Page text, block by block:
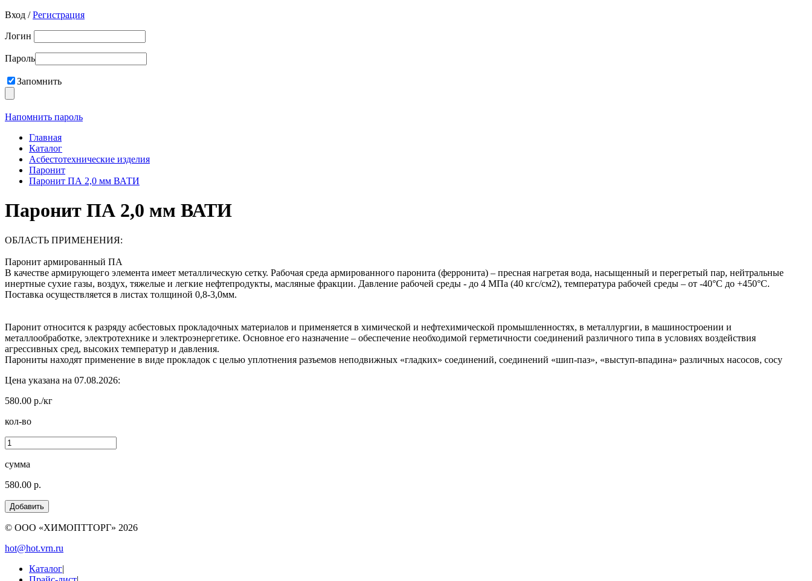
Вход /Регистрация
Логин
Пароль
Запомнить
Напомнить пароль
Главная
Каталог
Асбестотехнические изделия
Паронит
Паронит ПА 2,0 мм ВАТИ
Паронит ПА 2,0 мм ВАТИ
ОБЛАСТЬ ПРИМЕНЕНИЯ:
Паронит армированный ПА
В качестве армирующего элемента имеет металлическую сетку. Рабочая среда армированного паронита (ферронита) – пресная нагретая вода, насыщенный и перегретый пар, нейтральные
инертные сухие газы, воздух, тяжелые и легкие нефтепродукты, масляные фракции. Давление рабочей среды - до 4 МПа (40 кгс/см2), температура рабочей среды – от -40°С до +450°С.
Поставка осуществляется в листах толщиной 0,8-3,0мм.
Паронит относится к разряду асбестовых прокладочных материалов и применяется в химической и нефтехимической промышленностях, в металлургии, в машиностроении и
металлообработке, электротехнике и электроэнергетике. Основное его назначение – обеспечение необходимой герметичности соединений различного типа в условиях воздействия
агрессивных сред, высоких температур и давления.
Парониты находят применение в виде прокладок с целью уплотнения разъемов неподвижных «гладких» соединений, соединений «шип-паз», «выступ-впадина» различных насосов, сосу
Цена указана на 07.08.2026:
580.00 р./кг
кол-во
сумма
580.00 р.
© ООО «ХИМОПТТОРГ» 2026
hot@hot.vrn.ru
Каталог|